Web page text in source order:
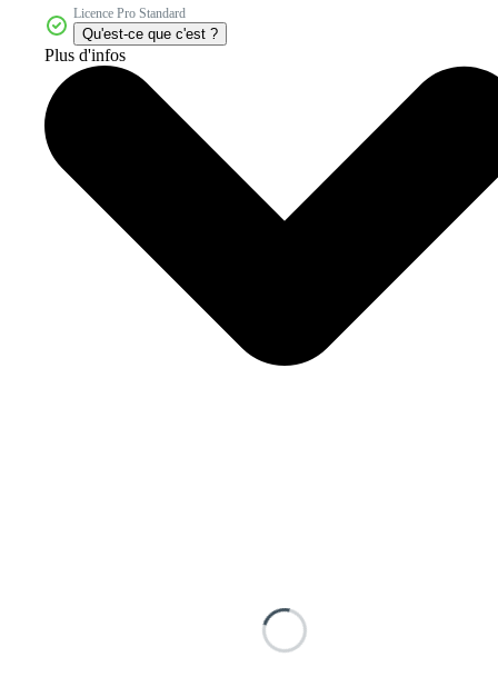
Licence Pro Standard
Qu'est-ce que c'est ?
Plus d'infos